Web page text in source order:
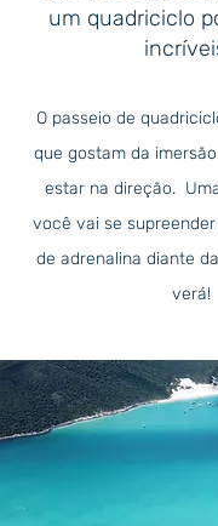
um quadriciclo
O passeio de
que gostam da
estar na direção.
você vai se
de adrenalina diante
verá!